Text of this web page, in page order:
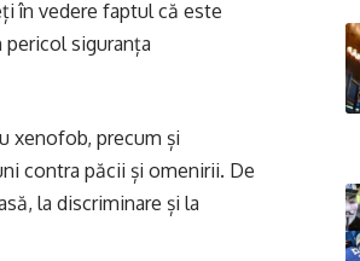
în vedere faptul că este
siguranța
xenofob, precum și
contra păcii și omenirii. De
la discriminare și la